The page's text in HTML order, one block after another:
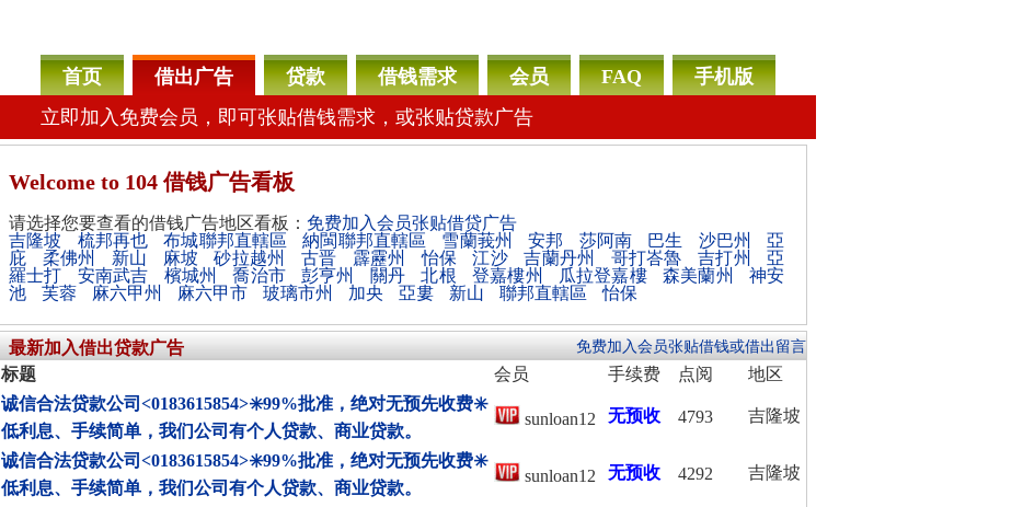
首页 借出广告 贷款 借钱需求 会员 FAQ
手机版
立即加入免费会员，即可张贴借钱需求，或张贴贷款广告
Welcome to 104 借钱广告看板
请选择您要查看的借钱广告地区看板： 免费加入会员张贴借贷广告
吉隆坡
梳邦再也 布城聯邦直轄區 納閩聯邦直轄區 雪蘭莪州 安邦 莎阿南 巴生 沙巴州
亞
庇
柔佛州 新山 麻坡 砂拉越州 古晋 霹靂州 怡保 江沙 吉蘭丹州 哥打峇魯 吉打州
亞
羅士打
安南武吉 檳城州 喬治市 彭亨州 關丹 北根 登嘉樓州 瓜拉登嘉樓 森美蘭州
神安
池
芙蓉 麻六甲州 麻六甲市 玻璃市州 加央 亞婁 新山 聯邦直轄區 怡保
最新加入借出贷款广告 免费加入会员张贴借钱或借出留言
标题 会员 手续费 点阅
地区
诚信合法贷款公司<0183615854>✳️99%批准，绝对无预先收费✳️
低利息、手续简单，我们公司有个人贷款、商业贷款。
sunloan12 无预收 4793 吉隆坡
诚信合法贷款公司<0183615854>✳️99%批准，绝对无预先收费✳️
低利息、手续简单，我们公司有个人贷款、商业贷款。
sunloan12 无预收 4292 吉隆坡